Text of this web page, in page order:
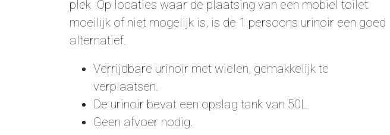
plek Op locaties waar de plaatsing van een mobiel toilet
moeilijk of niet mogelijk is, is de 1 persoons urinoir een goed
alternatief.
Verrijdbare urinoir met wielen, gemakkelijk te
verplaatsen.
De urinoir bevat een opslag tank van 50L.
Geen afvoer nodig.